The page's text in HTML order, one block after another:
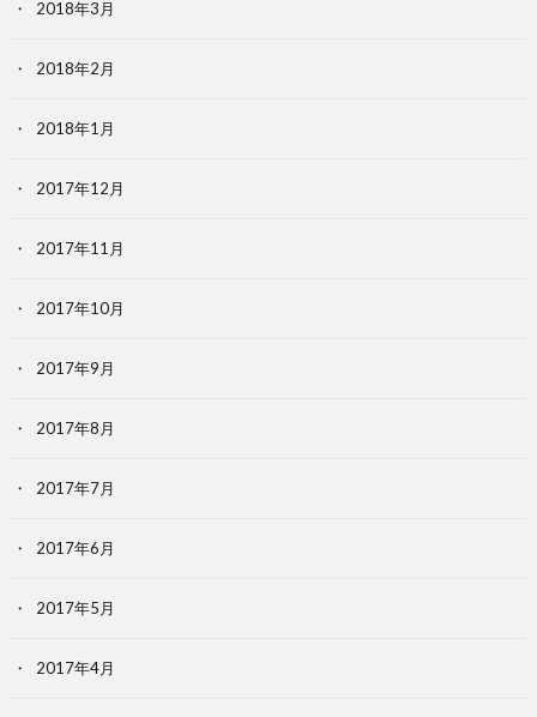
2018年3月
2018年2月
2018年1月
2017年12月
2017年11月
2017年10月
2017年9月
2017年8月
2017年7月
2017年6月
2017年5月
2017年4月